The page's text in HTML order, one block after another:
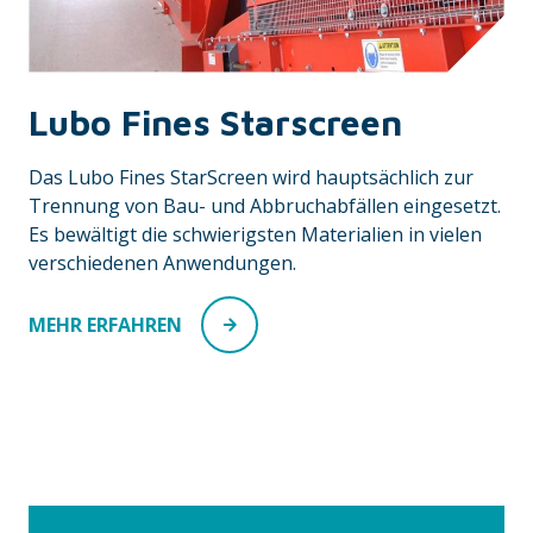
Lubo Fines Starscreen
Das Lubo Fines StarScreen wird hauptsächlich zur
Trennung von Bau- und Abbruchabfällen eingesetzt.
Es bewältigt die schwierigsten Materialien in vielen
verschiedenen Anwendungen.
MEHR ERFAHREN